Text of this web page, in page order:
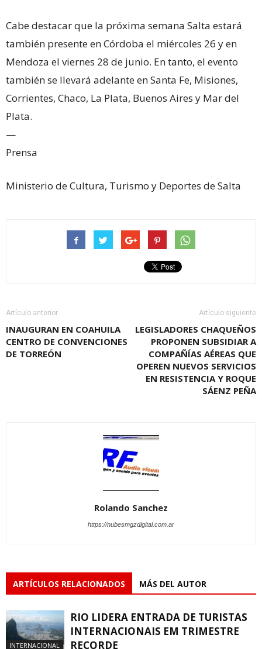
Cabe destacar que la próxima semana Salta estará
también presente en Córdoba el miércoles 26 y en
Mendoza el viernes 28 de junio. En tanto, el evento
también se llevará adelante en Santa Fe, Misiones,
Corrientes, Chaco, La Plata, Buenos Aires y Mar del
Plata.
—
Prensa
Ministerio de Cultura, Turismo y Deportes de Salta
Artículo anterior
INAUGURAN EN COAHUILA
CENTRO DE CONVENCIONES
DE TORREÓN
Artículo siguiente
LEGISLADORES CHAQUEÑOS
PROPONEN SUBSIDIAR A
COMPAÑÍAS AÉREAS QUE
OPEREN NUEVOS SERVICIOS
EN RESISTENCIA Y ROQUE
SÁENZ PEÑA
Rolando Sanchez
https://nubesmgzdigital.com.ar
ARTÍCULOS RELACIONADOS MÁS DEL AUTOR
INTERNACIONAL
RIO LIDERA ENTRADA DE TURISTAS
INTERNACIONAIS EM TRIMESTRE
RECORDE